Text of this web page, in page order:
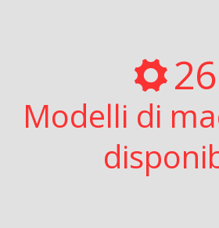
26
Modelli di